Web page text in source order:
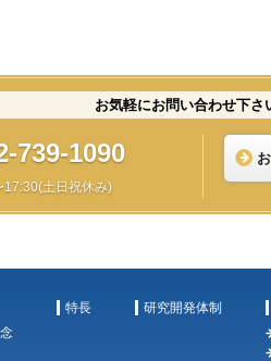
お気軽にお問い合わせ下さ
739-1090
17:30(土日祝休み)
特長 研究開発体制